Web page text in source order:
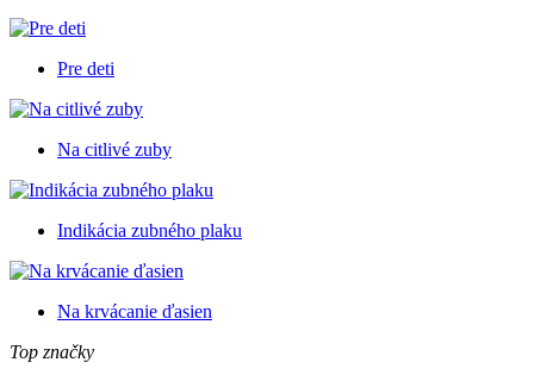
Pre deti
Na citlivé zuby
Indikácia zubného plaku
Na krvácanie ďasien
Top značky